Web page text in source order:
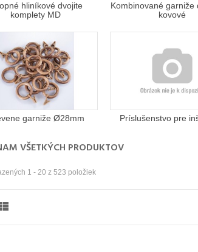
hliníkové dvojite
komplety MD
Kombinované garniže
kovové
garniže Ø28mm Príslušenstvo pre
VŠETKÝCH PRODUKTOV
1 - 20 z 523 položiek